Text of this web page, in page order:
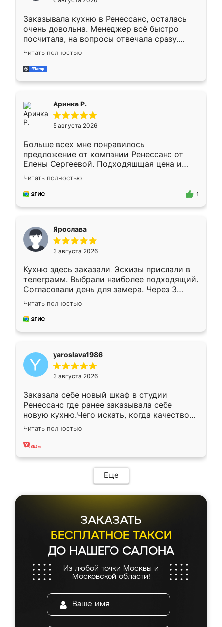
мебели буду заказывать только здесь.
Заказывала кухню в Ренессанс, осталась
очень довольна. Менеджер всё быстро
посчитала, на вопросы отвечала сразу.
Замерщик приехал в субботу, подошёл к
делу со всей ответственностью. Собрали
за день, ребята работали аккуратно, даже
Читать полностью
Аринка Р.
5 августа 2026
Больше всех мне понравилось
предложение от компании Ренессанс от
Елены Сергеевой. Подходяшщая цена и
короткие сроки изготовления. Приехавший
для замера сотрудник Владислав
предложил по моему эскизу самый
Читать полностью
1
Ярослава
3 августа 2026
Кухню здесь заказали. Эскизы прислали в
телеграмм. Выбрали наиболее подходящий.
Согласовали день для замера. Через 3
недели кухня была уже готова. Остались
довольны работой. Спасибо Ренессанс
мебель за качественную работу!
Читать полностью
yaroslava1986
3 августа 2026
Заказала себе новый шкаф в студии
Ренессанс где ранее заказывала себе
новую кухню.Чего искать, когда качеством
вполне довольна. Служит кухня уже почти
два года, нареканий нет.
Читать полностью
Еще
ЗАКАЗАТЬ
БЕСПЛАТНОЕ ТАКСИ
ДО НАШЕГО САЛОНА
Из любой точки Москвы и
Московской области!